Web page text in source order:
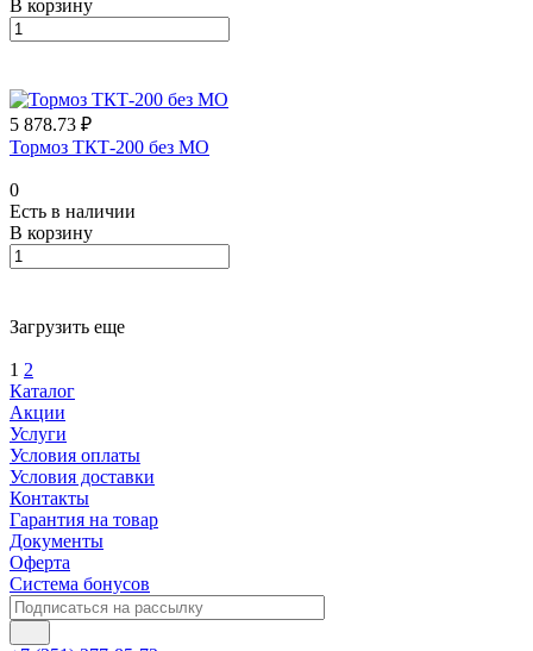
В корзину
5 878.73 ₽
Тормоз ТКТ-200 без МО
0
Есть в наличии
В корзину
Загрузить еще
1 2
Каталог
Акции
Услуги
Условия оплаты
Условия доставки
Контакты
Гарантия на товар
Документы
Оферта
Система бонусов